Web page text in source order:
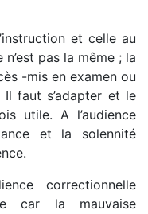
et celle au
pas la même ; la
-mis en examen ou
faut s’adapter et le
utile. A l’audience
et la solennité
correctionnelle
car la mauvaise